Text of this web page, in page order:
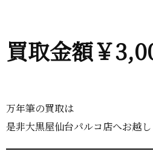
買取金額￥
万年筆の買取は
是非大黒屋仙台パルコ店へお越し